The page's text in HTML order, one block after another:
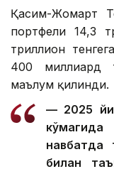
Қасим-Жомарт
портфели 14,3
триллион
400 миллиард
маълум қилинди.
— 2025
навбатда
билан